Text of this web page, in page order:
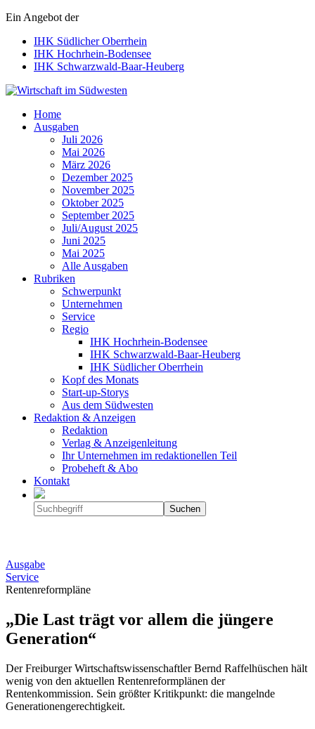
Ein Angebot der
IHK Südlicher Oberrhein
IHK Hochrhein-Bodensee
IHK Schwarzwald-Baar-Heuberg
Wirtschaft im Südwesten
Home
Ausgaben
Juli 2026
Mai 2026
März 2026
Dezember 2025
November 2025
Oktober 2025
September 2025
Juli/August 2025
Juni 2025
Mai 2025
Alle Ausgaben
Rubriken
Schwerpunkt
Unternehmen
Service
Regio
IHK Hochrhein-Bodensee
IHK Schwarzwald-Baar-Heuberg
IHK Südlicher Oberrhein
Kopf des Monats
Start-up-Storys
Aus dem Südwesten
Redaktion & Anzeigen
Redaktion
Verlag & Anzeigenleitung
Ihr Unternehmen im redaktionellen Teil
Probeheft & Abo
Kontakt
Ausgabe
Service
Rentenreformpläne
„Die Last trägt vor allem die jüngere
Generation“
Der Freiburger Wirtschaftswissenschaftler Bernd Raffelhüschen hält
wenig von den aktuellen Rentenreformplänen der
Rentenkommission. Sein größter Kritikpunkt: die mangelnde
Generationengerechtigkeit.